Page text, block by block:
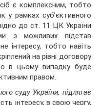
є комплексним, тобто
у рамках суб’єктивного
до ст. 11 ЦК України
з можливих підстав
інтересу, тобто навіть
на рівні договору
в цьому випадку буде
правом.
суду України, підлягає
інтересу, в свою чергу,